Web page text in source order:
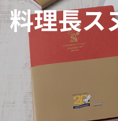
料理長ス